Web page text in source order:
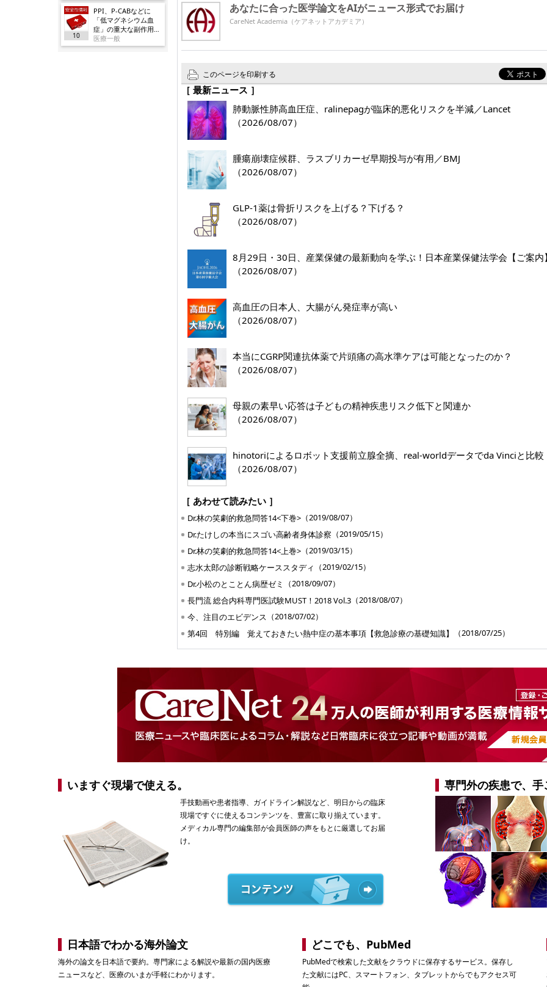
10
PPI、P-CABなどに
「低マグネシウム血
症」の重大な副作用追
加／厚労省
医療一般
あなたに合った医学論文をAIがニュース形式でお届け
CareNet Academia（ケアネットアカデミア）
このページを印刷する
［ 最新ニュース ］
肺動脈性肺高血圧症、ralinepagが臨床的悪化リスクを半減／Lancet
（2026/08/07）
腫瘍崩壊症候群、ラスブリカーゼ早期投与が有用／BMJ
（2026/08/07）
GLP-1薬は骨折リスクを上げる？下げる？
（2026/08/07）
8月29日・30日、産業保健の最新動向を学ぶ！日本産業保健法学会【ご案内】
（2026/08/07）
高血圧の日本人、大腸がん発症率が高い
（2026/08/07）
本当にCGRP関連抗体薬で片頭痛の高水準ケアは可能となったのか？
（2026/08/07）
母親の素早い応答は子どもの精神疾患リスク低下と関連か
（2026/08/07）
hinotoriによるロボット支援前立腺全摘、real-worldデータでda Vinciと比較
（2026/08/07）
［ あわせて読みたい ］
Dr.林の笑劇的救急問答14<下巻> （2019/08/07）
Dr.たけしの本当にスゴい高齢者身体診察 （2019/05/15）
Dr.林の笑劇的救急問答14<上巻> （2019/03/15）
志水太郎の診断戦略ケーススタディ （2019/02/15）
Dr.小松のとことん病歴ゼミ
（2018/09/07）
長門流 総合内科専門医試験MUST！2018 Vol.3 （2018/08/07）
今、注目のエビデンス （2018/07/02）
第4回 特別編 覚えておきたい熱中症の基本事項【救急診療の基礎知識】
（2018/07/25）
いますぐ現場で使える。
手技動画や患者指導、ガイドライン解説など、明日からの臨床
現場ですぐに使えるコンテンツを、豊富に取り揃えています。
メディカル専門の編集部が会員医師の声をもとに厳選してお届
け。
専門外の疾患で、手
日本語でわかる海外論文
海外の論文を日本語で要約。専門家による解説や最新の国内医療
ニュースなど、医療のいまが手軽にわかります。
どこでも、PubMed
PubMedで検索した文献をクラウドに保存するサービス。保存し
た文献にはPC、スマートフォン、タブレットからでもアクセス可